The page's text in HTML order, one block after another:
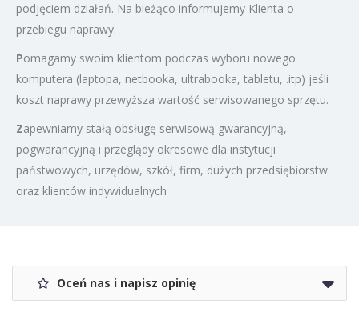
podjęciem działań. Na bieżąco informujemy Klienta o
przebiegu naprawy.
Pomagamy swoim klientom podczas wyboru nowego
komputera (laptopa, netbooka, ultrabooka, tabletu, .itp) jeśli
koszt naprawy przewyższa wartość serwisowanego sprzętu.
Zapewniamy stałą obsługę serwisową gwarancyjną,
pogwarancyjną i przeglądy okresowe dla instytucji
państwowych, urzędów, szkół, firm, dużych przedsiębiorstw
oraz klientów indywidualnych
Oceń nas i napisz opinię